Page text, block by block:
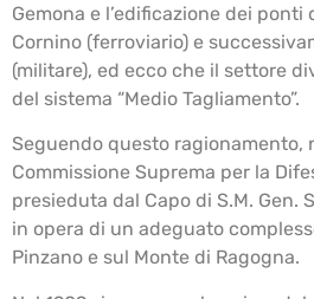
Gemona e l’edificazione dei ponti
Cornino (ferroviario) e
(militare), ed ecco che il settore
del sistema “Medio Tagliamento”.
Seguendo questo ragionamento,
Commissione Suprema per la
presieduta dal Capo di S.M. Gen.
in opera di un adeguato
Pinzano e sul Monte di Ragogna.